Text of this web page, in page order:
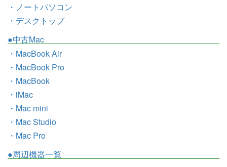
・ノートパソコン
・デスクトップ
●中古Mac
・MacBook Air
・MacBook Pro
・MacBook
・iMac
・Mac mini
・Mac Studio
・Mac Pro
●周辺機器一覧